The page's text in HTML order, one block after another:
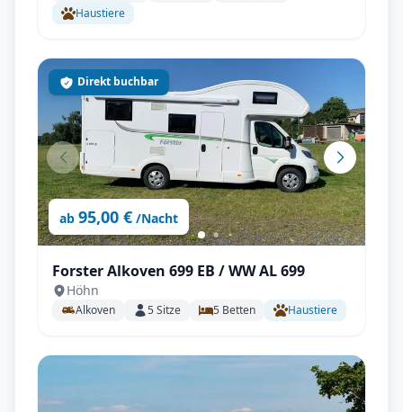
Haustiere
ab 95,00 € /Nacht
Direkt buchbar
Forster Alkoven 699 EB / WW AL 699
Höhn
Alkoven 5Sitze 5 Betten Haustiere